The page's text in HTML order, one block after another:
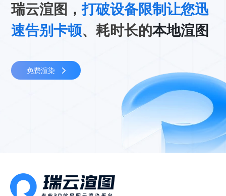
瑞云渲图，打破设备限制让您迅
速告别卡顿、耗时长的本地渲图
免费渲染